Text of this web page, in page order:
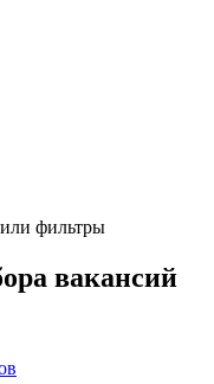
фильтры
вакансий